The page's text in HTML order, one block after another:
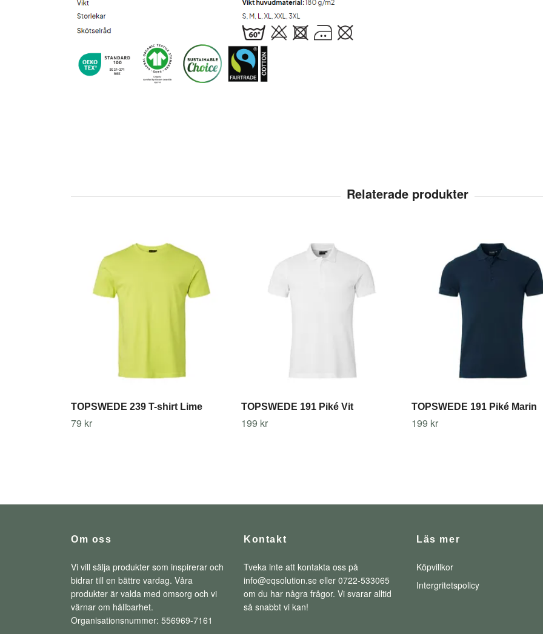
TOPSWEDE 239 T-shirt Lime
79 kr
TOPSWEDE 191 Piké Vit
199 kr
TOPSWEDE 191 Piké Marin
199 kr
Om oss
Vi vill sälja produkter som inspirerar och
bidrar till en bättre vardag. Våra
produkter är valda med omsorg och vi
värnar om hållbarhet.
Organisationsnummer: 556969-7161
Kontakt
Tveka inte att kontakta oss på
info@eqsolution.se eller 0722-533065
om du har några frågor. Vi svarar alltid
så snabbt vi kan!
Läs mer
Köpvillkor
Intergritetspolicy